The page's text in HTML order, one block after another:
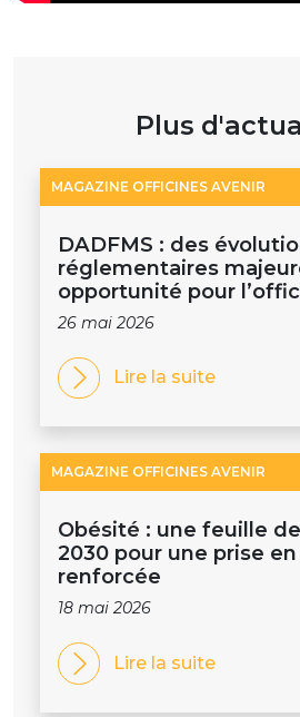
Plus
MAGAZINE OFFICINES AVENIR
DADFMS : des
réglementaires
opportunité pour
26 mai 2026
Lire la suite
MAGAZINE OFFICINES AVENIR
Obésité : une feuille
2030 pour une prise
renforcée
18 mai 2026
Lire la suite